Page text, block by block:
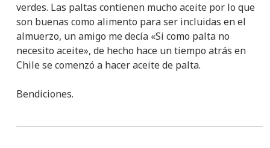
verdes. Las paltas contienen mucho aceite por lo que
son buenas como alimento para ser incluidas en el
almuerzo, un amigo me decía «Si como palta no
necesito aceite», de hecho hace un tiempo atrás en
Chile se comenzó a hacer aceite de palta.
Bendiciones.